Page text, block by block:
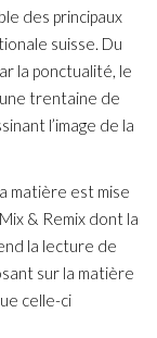
des principaux
suisse. Du
la ponctualité, le
une trentaine de
l’image de la
matière est mise
& Remix dont la
la lecture de
sur la matière
celle-ci